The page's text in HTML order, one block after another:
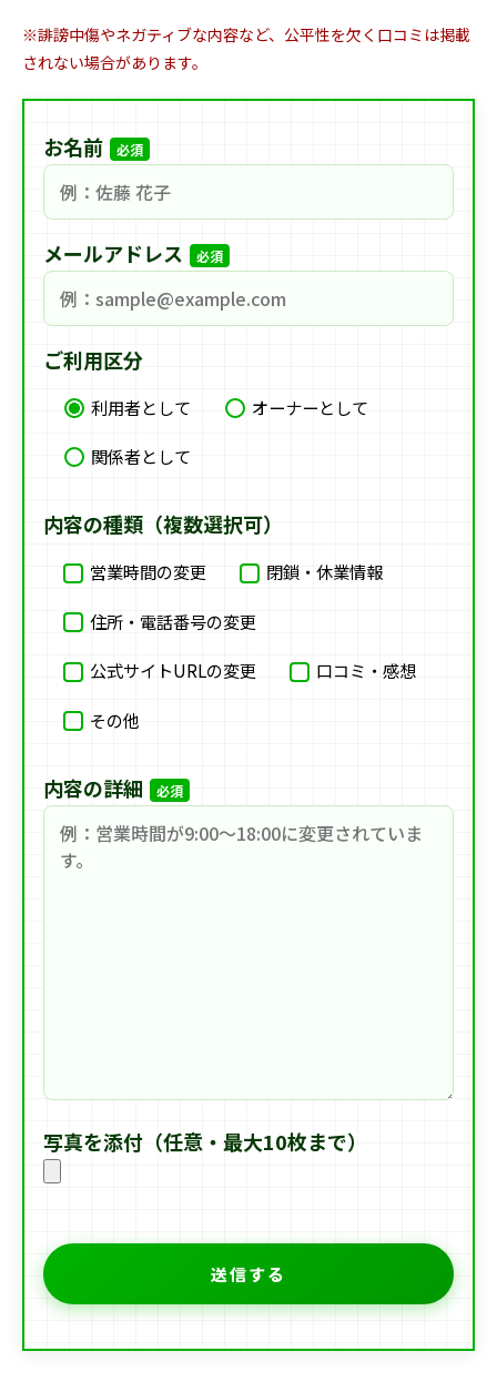
※誹謗中傷やネガティブな内容など、公平性を欠く口コミは掲載
されない場合があります。
お名前 必須
メールアドレス 必須
ご利用区分
利用者として
オーナーとして
関係者として
内容の種類（複数選択可）
営業時間の変更 閉鎖・休業情報
住所・電話番号の変更
公式サイトURLの変更 口コミ・感想
その他
内容の詳細 必須
写真を添付（任意・最大10枚まで）